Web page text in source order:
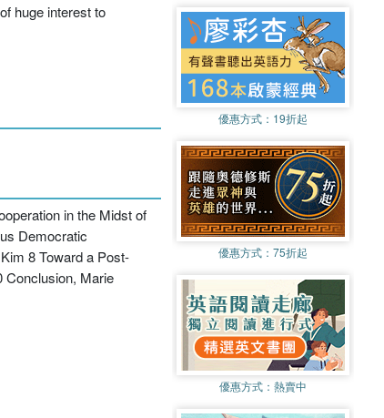
huge interest to
in the Midst of
Democratic
8 Toward a Post-
Conclusion, Marie
優惠方式： 19折起
優惠方式： 75折起
優惠方式： 熱賣中